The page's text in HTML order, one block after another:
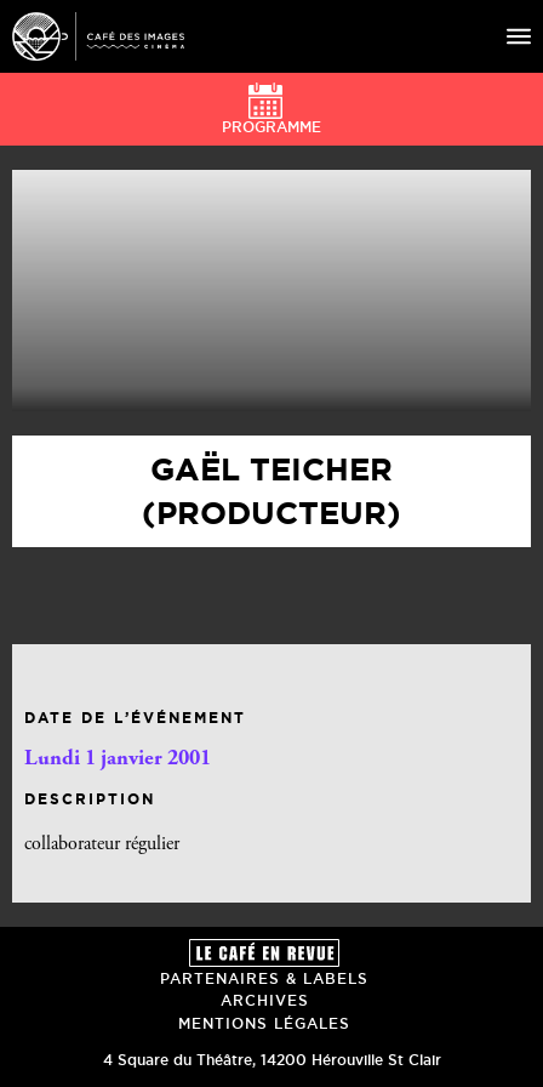
À L’AFFICHE
PROGRAMME
GAËL TEICHER
(PRODUCTEUR)
DATE DE L’ÉVÉNEMENT
Lundi 1 janvier 2001
DESCRIPTION
collaborateur régulier
PARTENAIRES & LABELS
ARCHIVES
MENTIONS LÉGALES
4 Square du Théâtre, 14200 Hérouville St Clair